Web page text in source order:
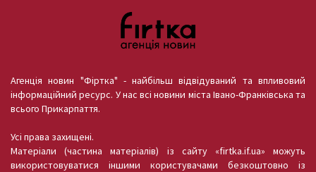
Агенція новин "Фіртка" - найбільш відвідуваний та впливовий
інформаційний ресурс. У нас всі новини міста Івано-Франківська та
всього Прикарпаття.
Усі права захищені.
Матеріали (частина матеріалів) із сайту «firtka.if.ua» можуть
використовуватися іншими користувачами безкоштовно із